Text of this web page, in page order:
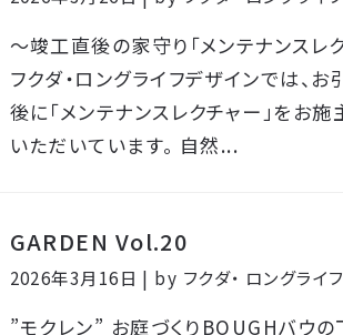
〜竣工直後の家守り「メンテナンスレ
フクダ・ロングライフデザインでは、
後に「メンテナンスレクチャー」をお
いただいています。 自然...
GARDEN Vol.20
2026年3月16日 | by フクダ・ ロングライ
”モクレン” お庭づくりBOUGHバウ